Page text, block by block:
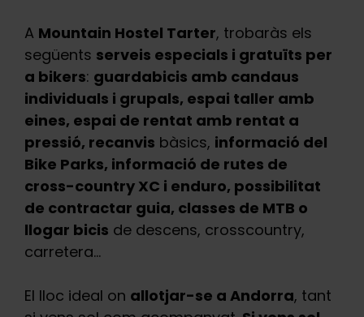
A Mountain Hostel Tarter, trobaràs els
següents serveis especials i gratuïts per
a bikers: guardabicis amb candaus
individuals i grupals, espai taller amb
eines, espai de rentat amb rentat a
pressió, recanvis bàsics, informació del
Bike Parks, informació de rutes de
cross-country XC i enduro, possibilitat
de contractar guia, classes de MTB o
llogar bicis de descens, crosscountry,
carretera…
El lloc ideal on allotjar-se a Andorra, tant